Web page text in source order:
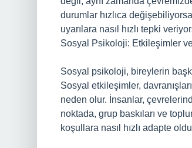
durumlar hızlıca
uyarılara nasıl hızlı tepki
Sosyal Psikoloji: Etkileşimler ve
Sosyal psikoloji, bireylerin
Sosyal etkileşimler,
neden olur. İnsanlar,
noktada, grup baskıları ve
koşullara nasıl hızlı adapte